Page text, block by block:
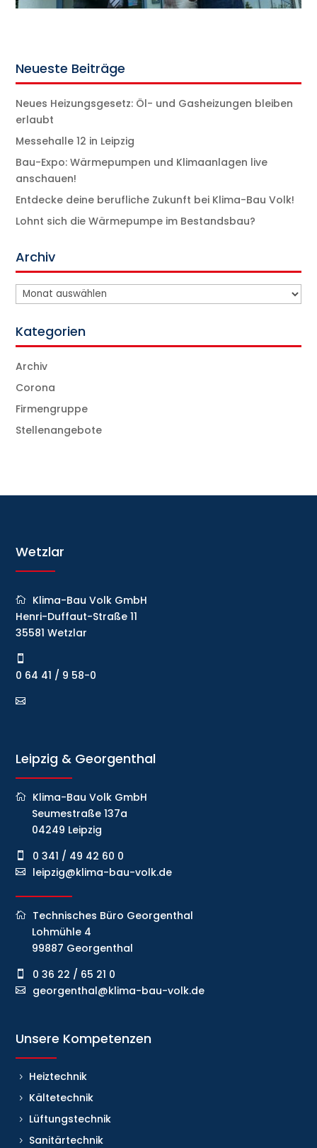
Neueste Beiträge
Neues Heizungsgesetz: Öl- und Gasheizungen bleiben
erlaubt
Messehalle 12 in Leipzig
Bau-Expo: Wärmepumpen und Klimaanlagen live
anschauen!
Entdecke deine berufliche Zukunft bei Klima-Bau Volk!
Lohnt sich die Wärmepumpe im Bestandsbau?
Archiv
Archiv
Kategorien
Archiv
Corona
Firmengruppe
Stellenangebote
Wetzlar
Klima-Bau Volk GmbH
Henri-Duffaut-Straße 11
35581 Wetzlar
0 64 41 / 9 58-0
Leipzig & Georgenthal
Klima-Bau Volk GmbH
Seumestraße 137a
04249 Leipzig
0 341 / 49 42 60 0
leipzig@klima-bau-volk.de
Technisches Büro Georgenthal
Lohmühle 4
99887 Georgenthal
0 36 22 / 65 21 0
georgenthal@klima-bau-volk.de
Unsere Kompetenzen
Heiztechnik
Kältetechnik
Lüftungstechnik
Sanitärtechnik